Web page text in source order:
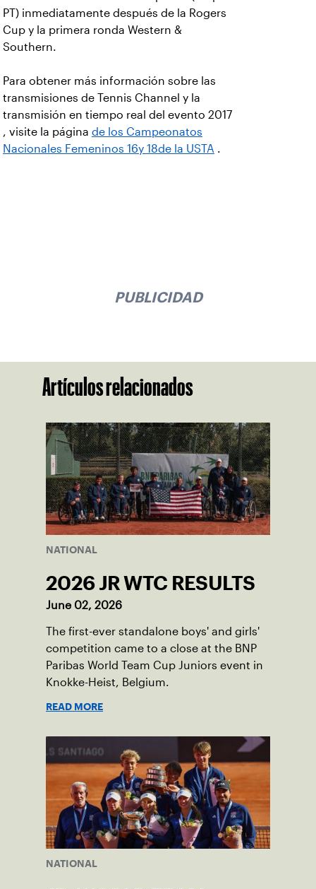
PT) inmediatamente después de la Rogers
Cup y la primera ronda Western &
Southern.
Para obtener más información sobre las
transmisiones de Tennis Channel y la
transmisión en tiempo real del evento 2017
, visite la página de los Campeonatos
Nacionales Femeninos 16y 18de la USTA .
PUBLICIDAD
Artículos relacionados
NATIONAL
2026 JR WTC RESULTS
June 02, 2026
The first-ever standalone boys' and girls'
competition came to a close at the BNP
Paribas World Team Cup Juniors event in
Knokke-Heist, Belgium.
READ MORE
NATIONAL